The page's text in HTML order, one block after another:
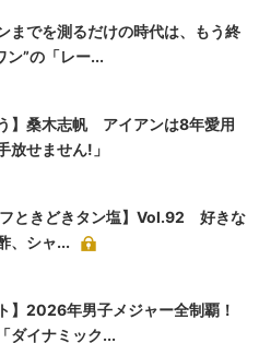
までを測るだけの時代は、もう終
”の「レー...
】桑木志帆 アイアンは8年愛用
放せません!」
フときどきタン塩】Vol.92 好きな
、シャ...
】2026年男子メジャー全制覇！
ダイナミック...